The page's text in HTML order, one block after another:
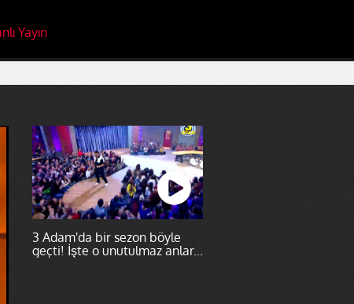
Yayın
3 Adam'da bir sezon böyle
geçti! İşte o unutulmaz anlar...